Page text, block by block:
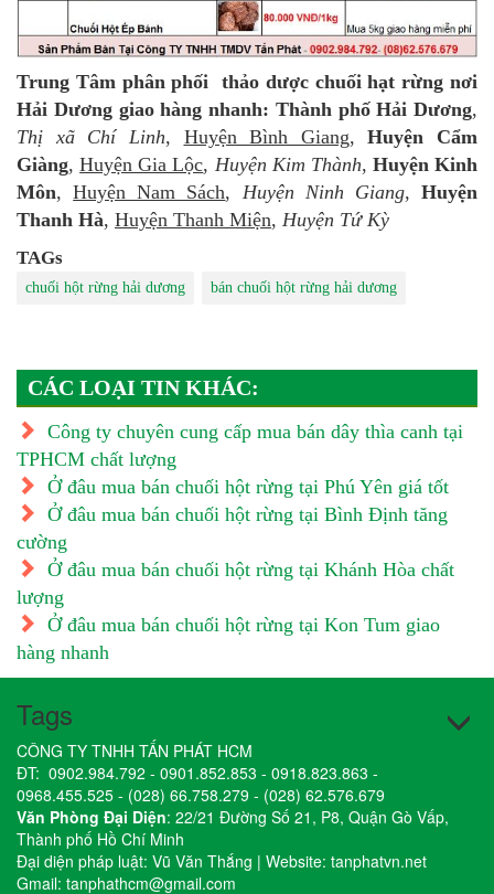
Trung Tâm phân phối
thảo dược chuối hạt rừng nơi
Hải Dương giao hàng nhanh: Thành phố Hải Dương,
Thị xã Chí Linh, Huyện Bình Giang,Huyện Cẩm
Giàng,Huyện Gia Lộc, Huyện Kim Thành, Huyện Kinh
Môn,Huyện Nam Sách, Huyện Ninh Giang,Huyện
Thanh Hà, Huyện Thanh Miện, Huyện Tứ Kỳ
TAGs
chuối hột rừng hải dương bán chuối hột rừng hải dương
CÁC LOẠI TIN KHÁC:
Công ty chuyên cung cấp mua bán dây thìa canh tại
TPHCM chất lượng
Ở đâu mua bán chuối hột rừng tại Phú Yên giá tốt
Ở đâu mua bán chuối hột rừng tại Bình Định tăng
cường
Ở đâu mua bán chuối hột rừng tại Khánh Hòa chất
lượng
Ở đâu mua bán chuối hột rừng tại Kon Tum giao
hàng nhanh
Tags
CÔNG TY TNHH TẤN PHÁT HCM
ĐT: 0902.984.792 - 0901.852.853 - 0918.823.863 -
0968.455.525 - (028) 66.758.279 - (028) 62.576.679
Văn Phòng Đại Diện: 22/21 Đường Số 21, P8, Quận Gò Vấp,
Thành phố Hồ Chí Minh
Đại diện pháp luật: Vũ Văn Thắng | Website: tanphatvn.net
Gmail: tanphathcm@gmail.com